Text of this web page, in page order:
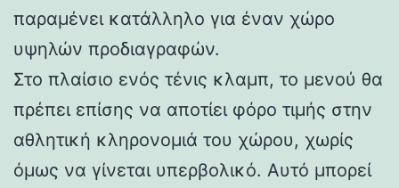
παραμένει κατάλληλο για έναν χώρο
υψηλών προδιαγραφών.
Στο πλαίσιο ενός τένις κλαμπ, το μενού θα
πρέπει επίσης να αποτίει φόρο τιμής στην
αθλητική κληρονομιά του χώρου, χωρίς
όμως να γίνεται υπερβολικό. Αυτό μπορεί